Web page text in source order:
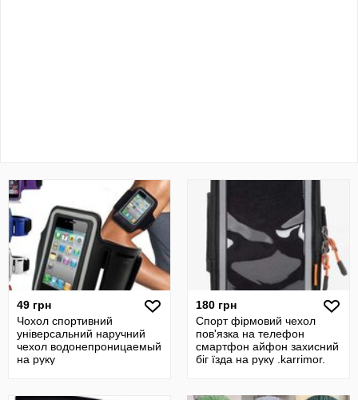
49 грн
Чохол спортивний
універсальний наручний
чехол водонепроницаемый
на руку
180 грн
Спорт фірмовий чехол
пов'язка на телефон
смартфон айфон захисний
біг їзда на руку .karrimor.